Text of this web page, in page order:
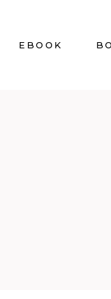
EBOOK